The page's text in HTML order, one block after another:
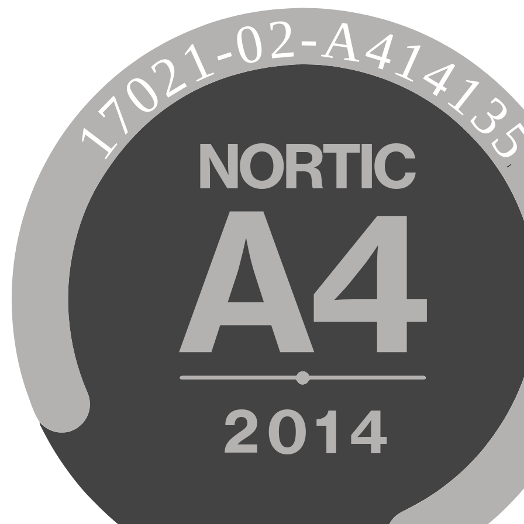
17021-02- 1
2014
NORTIC
A4